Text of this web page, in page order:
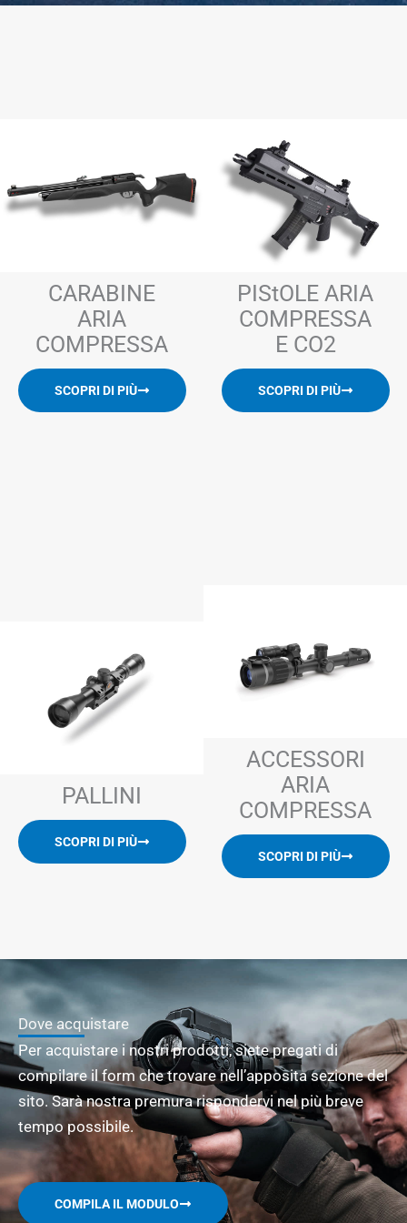
CARABINE
ARIA
COMPRESSA
SCOPRI DI PIÙ
PIStOLE ARIA
COMPRESSA
E CO2
SCOPRI DI PIÙ
PALLINI
SCOPRI DI PIÙ
ACCESSORI
ARIA
COMPRESSA
SCOPRI DI PIÙ
Dove acquistare
Per acquistare i nostri prodotti, siete pregati di
compilare il form che trovare nell’apposita sezione del
sito. Sarà nostra premura rispondervi nel più breve
tempo possibile.
COMPILA IL MODULO